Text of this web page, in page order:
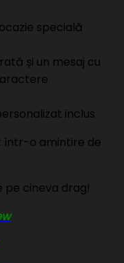
specială
și un mesaj cu
inclus
într-o amintire de
pe cineva drag!